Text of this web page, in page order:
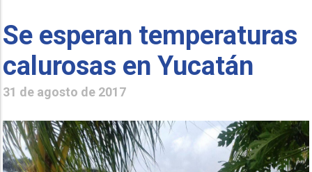
Se esperan temperaturas
calurosas en Yucatán
31 de agosto de 2017